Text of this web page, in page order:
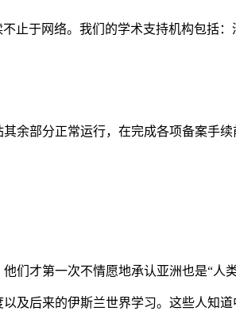
止于网络。我们的学术支持机构包括
余部分正常运行，在完成各项备案手
们才第一次不情愿地承认亚洲也是“人类
及后来的伊斯兰世界学习。这些人知